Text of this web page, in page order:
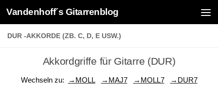
Zum Inhalt springen
Vandenhoff´s Gitarrenblog
DUR -AKKORDE (ZB. C, D, E USW.)
Akkordgriffe für Gitarre (DUR)
Wechseln zu: →MOLL →MAJ7 →MOLL7 →DUR7